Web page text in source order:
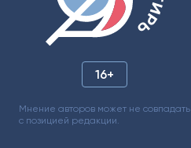
16+
Мнение авторов может не совпадать
с позицией редакции.